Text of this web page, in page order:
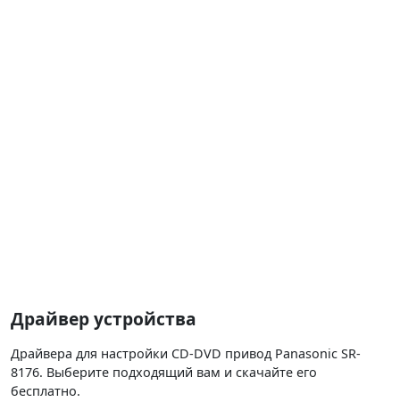
Драйвер устройства
Драйвера для настройки CD-DVD привод Panasonic SR-
8176. Выберите подходящий вам и скачайте его
бесплатно.